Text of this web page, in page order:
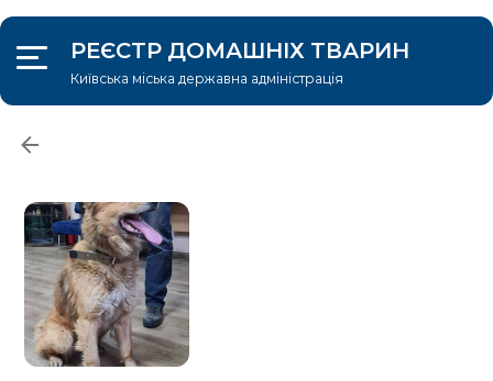
РЕЄСТР ДОМАШНІХ ТВАРИН
Київська міська державна адміністрація
Адопція
Знайдено тварину